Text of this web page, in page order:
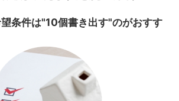
条件は"10個書き出す"のがおすす